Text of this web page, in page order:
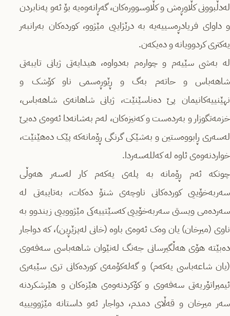
لەدڵبوونی کڵاوڕەش و کڵاوسوورەکان، گەڕانەوەیە بۆ ئەو پەنابردن
و داوای فریادڕەسییەیە بە درێژاییی مێژوو، کوردەکان بەرانبەر
یەکتری کردوویانە و دەیکەن.
لە بەشی سێیەم و چوارەم بەدواوە، هیدایەتی ژیانی تایبەتی
شاهەباس و حاتەم بەگ و ڕێوڕەسمی ناو کۆشک و
نهێنییەکانیمان پێ دەناسێنێت، ژیانی شاهانەی شاهەباس،
خزمەتگوزار و بەردەست و کەنیزەکان، لەم بەشانەدا ئەوەی دەبێ
لەسەری ڕابووەستین و بەشێکی گرنگی ڕۆمانەکە پێک دەهێنێت،
خواردنەوەی ئاوە لە کەللەسەردا.
چونکە ئەم ڕۆمانە بە پلەی یەکەم کار لەسەر هەوڵی
سەربەخۆییی کوردەکانی ناوچەی شنۆ دەکات، بەتایبەتی لە
سەردەمی ویستی سەربەخۆییی کەسێتییەکی مێژووییی زیندوو بە
ناوی (میرخان) یان وەک ئەوەی باوە (خانی لەپزێڕین)، کە دواجار
دەبێتە هۆی هەڵگیرسانی جەنگ لەنێوان شاهەباسی سەفەوی
(یان شاعەباسی یەکەم) و گەلەکۆمەی کوردەکانی تری سێبەری
ئیمپراتۆریەتی سەفەوی و کۆکردنەوەی هێزەکان و هێرشکردنە
سەر میرخان و قەڵای دمدم، دواجار ئەو داستانە مێژوویییە